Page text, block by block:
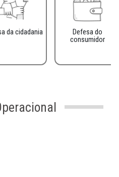
da cidadania
Defesa do
consumidor